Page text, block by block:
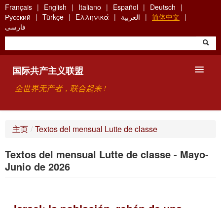
Skip
to
main
content
Français English Italiano Español
Deutsch
Русский
Türkçe Ελληνικά العربية
简体中文
فارسی
国际共产主义联盟
全世界无产者，联合起来 !
搜索
主页 / Textos del mensual Lutte de classe
Textos del mensual Lutte de classe - Mayo-
Junio de 2026